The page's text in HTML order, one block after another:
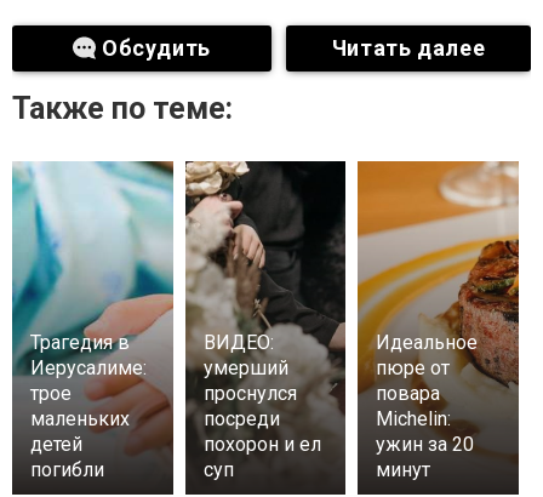
Обсудить Читать далее
Также по теме:
Трагедия в
Иерусалиме:
трое
маленьких
детей
погибли
ВИДЕО:
умерший
проснулся
посреди
похорон и ел
суп
Идеальное
пюре от
повара
Michelin:
ужин за 20
минут